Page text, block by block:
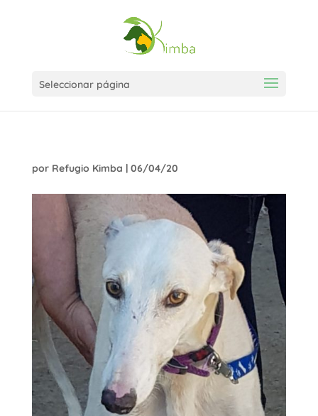
Seleccionar página
por Refugio Kimba | 06/04/20